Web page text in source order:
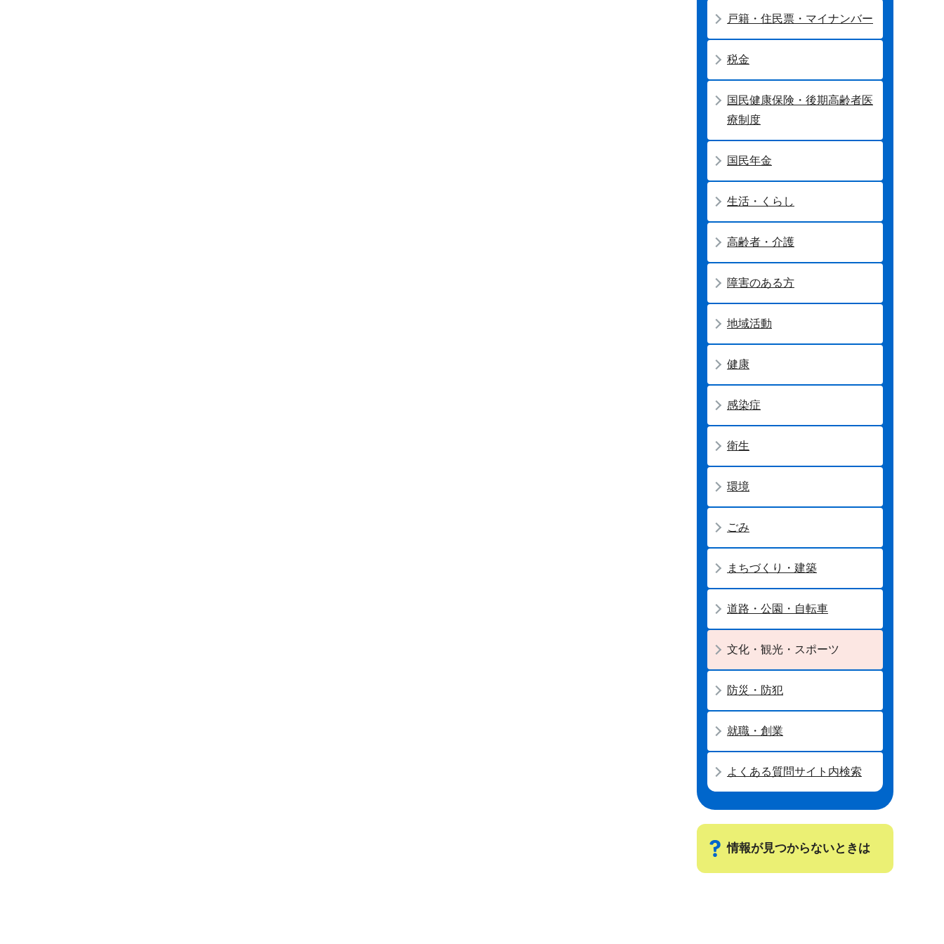
戸籍・住民票・マイナンバー
税金
国民健康保険・後期高齢者医
療制度
国民年金
生活・くらし
高齢者・介護
障害のある方
地域活動
健康
感染症
衛生
環境
ごみ
まちづくり・建築
道路・公園・自転車
文化・観光・スポーツ
防災・防犯
就職・創業
よくある質問サイト内検索
情報が見つからないときは